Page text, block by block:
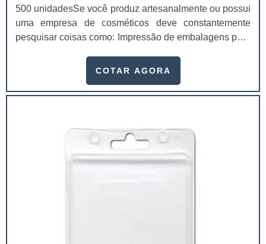
500 unidadesSe você produz artesanalmente ou possui
uma empresa de cosméticos deve constantemente
pesquisar coisas como: Impressão de embalagens para
um investimento necessário para quem está no
extremamente competitivo, assim, as embalagens
COTAR AGORA